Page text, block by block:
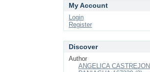
My Account
Login
Register
Discover
Author
ANGELICA CASTREJON